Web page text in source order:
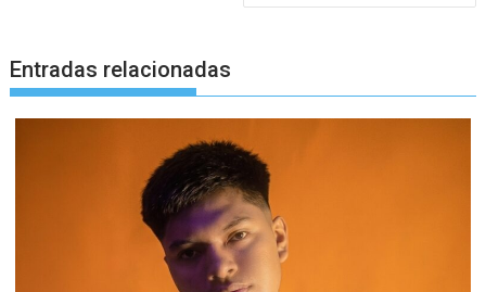
Entradas relacionadas